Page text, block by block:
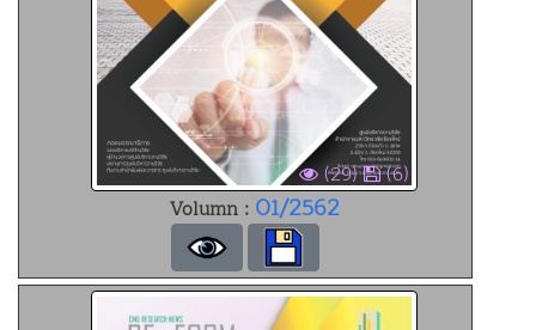
(29)
(6)
Volumn : 01/2562